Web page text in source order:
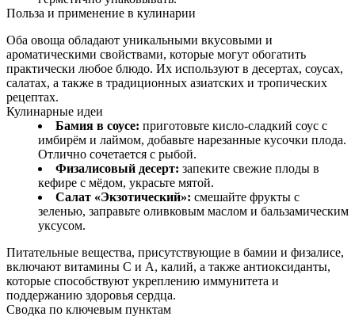
Польза и применение в кулинарии
Оба овоща обладают уникальными вкусовыми и
ароматическими свойствами, которые могут обогатить
практически любое блюдо. Их используют в десертах, соусах,
салатах, а также в традиционных азиатских и тропических
рецептах.
Кулинарные идеи
Бамия в соусе: приготовьте кисло-сладкий соус с
имбирём и лаймом, добавьте нарезанные кусочки плода.
Отлично сочетается с рыбой.
Физалисовый десерт: запеките свежие плоды в
кефире с мёдом, украсьте мятой.
Салат «Экзотический»: смешайте фрукты с
зеленью, заправьте оливковым маслом и бальзамическим
уксусом.
Питательные вещества, присутствующие в бамии и физалисе,
включают витамины C и A, калий, а также антиоксиданты,
которые способствуют укреплению иммунитета и
поддержанию здоровья сердца.
Сводка по ключевым пунктам